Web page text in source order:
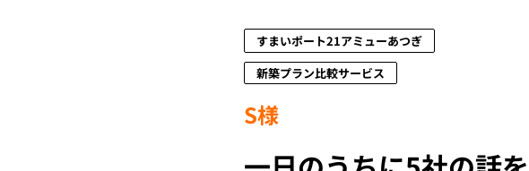
すまいポート21アミューあつぎ
新築プラン比較サービス
S様